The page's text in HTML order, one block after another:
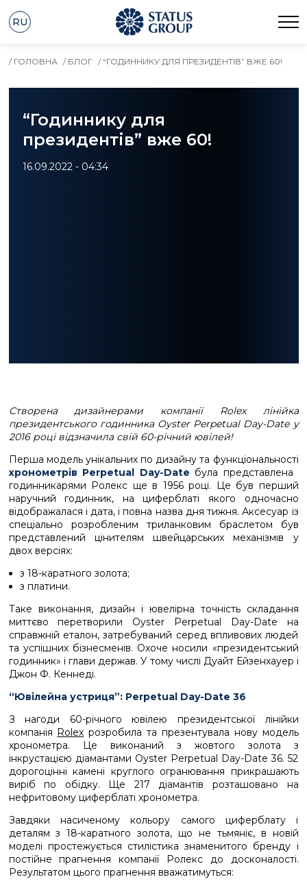
RU
/ ГОЛОВНА / БЛОГ / “ГОДИННИКУ ДЛЯ ПРЕЗИДЕНТІВ” ВЖЕ 60!
“Годиннику для
президентів” вже 60!
16.09.2022 - 04:34
Створена дизайнерами компанії Rolex лінійка
президентського годинника Oyster Perpetual Day-Date у
2016 році відзначила свій 60-річний ювілей!
Перша модель унікальних по дизайну та функціональності
хронометрів Perpetual Day-Date була представлена ​​
годинникарями Ролекс ще в 1956 році. Це був перший
наручний годинник, на циферблаті якого одночасно
відображалася і дата, і повна назва дня тижня. Аксесуар із
спеціально розробленим триланковим браслетом був
представлений цінителям швейцарських механізмів у
двох версіях:
з 18-каратного золота;
з платини.
Таке виконання, дизайн і ювелірна точність складання
миттєво перетворили Oyster Perpetual Day-Date на
справжній еталон, затребуваний серед впливових людей
та успішних бізнесменів. Охоче ​​носили «президентський
годинник» і глави держав. У тому числі Дуайт Ейзенхауер і
Джон Ф. Кеннеді.
“Ювілейна устриця”: Perpetual Day-Date 36
З нагоди 60-річного ювілею президентської лінійки
компанія Rolex розробила та презентувала нову модель
хронометра. Це виконаний з жовтого золота з
інкрустацією діамантами Oyster Perpetual Day-Date 36. 52
дорогоцінні камені круглого огранювання прикрашають
виріб по обідку. Ще 217 діамантів розташовано на
нефритовому циферблаті хронометра.
Завдяки насиченому кольору самого циферблату і
деталям з 18-каратного золота, що не тьмяніє, в новій
моделі простежується стилістика знаменитого бренду і
постійне прагнення компанії Ролекс до досконалості.
Результатом цього прагнення вважатимуться: